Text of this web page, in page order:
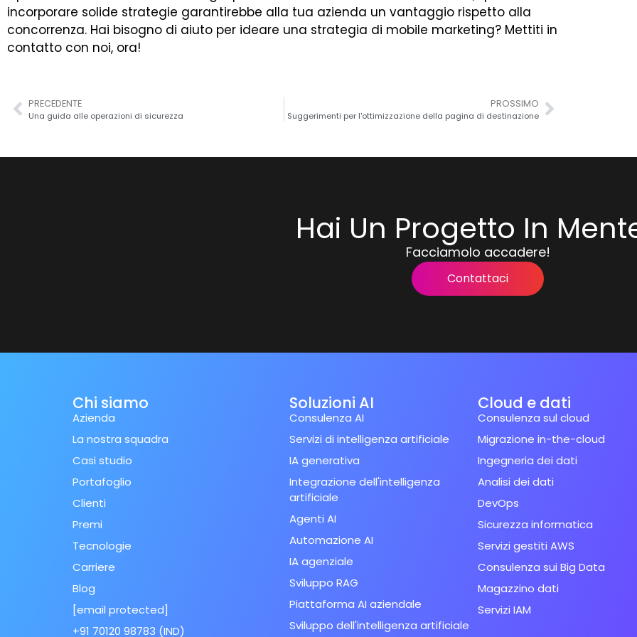
incorporare solide strategie garantirebbe alla tua azienda un vantaggio rispetto alla
concorrenza. Hai bisogno di aiuto per ideare una strategia di mobile marketing? Mettiti in
contatto con noi, ora!
PRECEDENTE
Una guida alle operazioni di sicurezza
PROSSIMO
Suggerimenti per l'ottimizzazione della pagina di destinazione
Hai Un Progetto In
Facciamolo accadere!
Contattaci
Chi siamo
Azienda
La nostra squadra
Casi studio
Portafoglio
Clienti
Premi
Tecnologie
Carriere
Blog
[email protected]
+91 70120 98783 (IND)
Soluzioni AI
Consulenza AI
Servizi di intelligenza artificiale
IA generativa
Integrazione dell'intelligenza
artificiale
Agenti AI
Automazione AI
IA agenziale
Sviluppo RAG
Piattaforma AI aziendale
Sviluppo dell'intelligenza artificiale
Cloud e dati
Consulenza sul cloud
Migrazione in-the-cloud
Ingegneria dei dati
Analisi dei dati
DevOps
Sicurezza informatica
Servizi gestiti AWS
Consulenza sui Big Data
Magazzino dati
Servizi IAM